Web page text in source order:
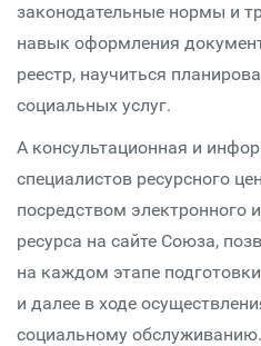
законодательные нормы и
навык оформления
реестр, научиться
социальных услуг.
А консультационная и
специалистов ресурсного
посредством электронного
ресурса на сайте Союза,
на каждом этапе
и далее в ходе
социальному обслуживанию.